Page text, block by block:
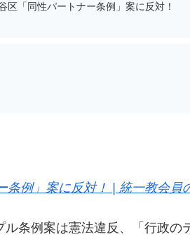
区「同性パートナー条例」案に反対！
条例」案に反対！ | 統一教会
条例案は憲法違反、「行政の